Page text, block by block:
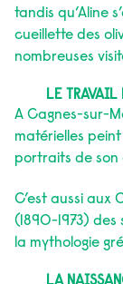
tandis qu’Aline
cueillette des
nombreuses
LE
A Cagnes-sur-
matérielles
portraits de son
C’est aussi aux
(1890-1973)
la mythologie